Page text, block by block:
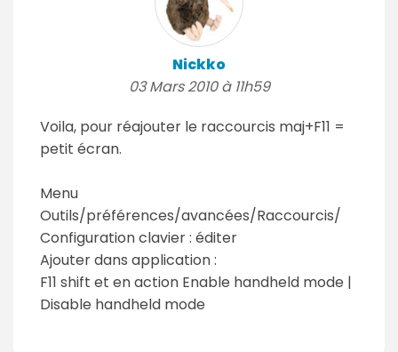
Nickko
03 Mars 2010 à 11h59
Voila, pour réajouter le raccourcis maj+F11 =
petit écran.
Menu
Outils/préférences/avancées/Raccourcis/
Configuration clavier : éditer
Ajouter dans application :
F11 shift et en action Enable handheld mode |
Disable handheld mode